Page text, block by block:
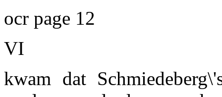
ocr page 12
VI
kwam dat